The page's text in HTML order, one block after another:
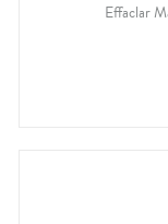
Effaclar